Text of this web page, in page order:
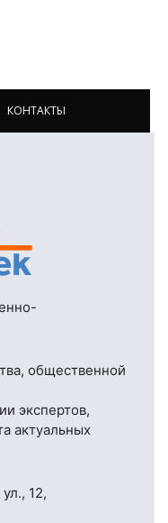
КОНТАКТЫ
общественной
экспертов,
актуальных
12,